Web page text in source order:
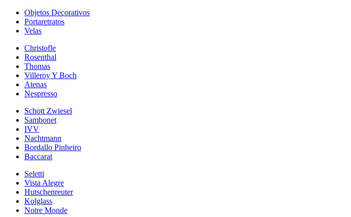
Objetos Decorativos
Portaretratos
Velas
Christofle
Rosenthal
Thomas
Villeroy Y Boch
Atenas
Nespresso
Schott Zwiesel
Sambonet
IVV
Nachtmann
Bordallo Pinheiro
Baccarat
Seletti
Vista Alegre
Hutschenreuter
Kolglass
Notre Monde